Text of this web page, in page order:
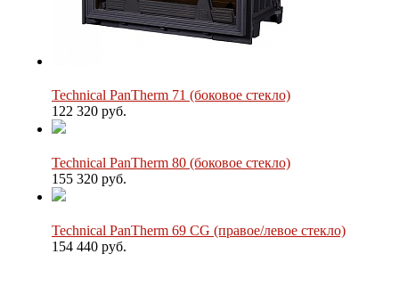
Technical PanTherm 71 (боковое стекло)
122 320 руб.
Technical PanTherm 80 (боковое стекло)
155 320 руб.
Technical PanTherm 69 CG (правое/левое стекло)
154 440 руб.